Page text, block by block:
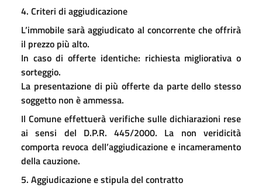
4. Criteri di aggiudicazione
L’immobile sarà aggiudicato al concorrente che offrirà
il prezzo più alto.
In caso di offerte identiche: richiesta migliorativa o
sorteggio.
La presentazione di più offerte da parte dello stesso
soggetto non è ammessa.
Il Comune effettuerà verifiche sulle dichiarazioni rese
ai sensi del D.P.R. 445/2000. La non veridicità
comporta revoca dell’aggiudicazione e incameramento
della cauzione.
5. Aggiudicazione e stipula del contratto